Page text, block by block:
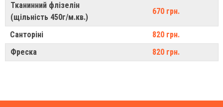
Тканинний флізелін
(щільність 450г/м.кв.)
670 грн.
Санторіні
820 грн.
Фреска
820 грн.